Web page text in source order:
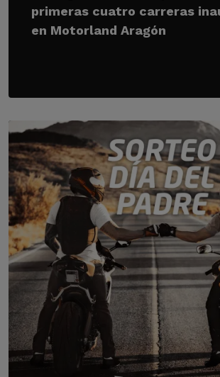
primeras cuatro carreras
en Motorland Aragón